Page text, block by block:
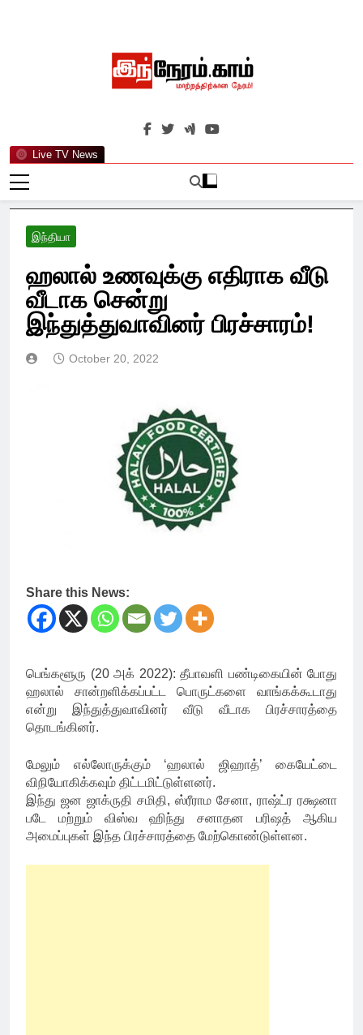
Live TV News
இந்நேரம்.காம்
செய்திகளுக்கு அப்பால்…
இந்தியா
ஹலால் உணவுக்கு எதிராக வீடு
வீடாக சென்று
இந்துத்துவாவினர் பிரச்சாரம்!
October 20, 2022
Share this News:
பெங்களூரு (20 அக் 2022): தீபாவளி பண்டிகையின் போது
ஹலால் சான்றளிக்கப்பட்ட பொருட்களை வாங்கக்கூடாது
என்று இந்துத்துவாவினர் வீடு வீடாக பிரச்சாரத்தை
தொடங்கினர்.
மேலும் எல்லோருக்கும் ‘ஹலால் ஜிஹாத்’ கையேட்டை
விநியோகிக்கவும் திட்டமிட்டுள்ளனர்.
இந்து ஜன ஜாக்ருதி சமிதி, ஸ்ரீராம சேனா, ராஷ்ட்ர ரக்ஷனா
படே மற்றும் விஸ்வ ஹிந்து சனாதன பரிஷத் ஆகிய
அமைப்புகள் இந்த பிரச்சாரத்தை மேற்கொண்டுள்ளன.